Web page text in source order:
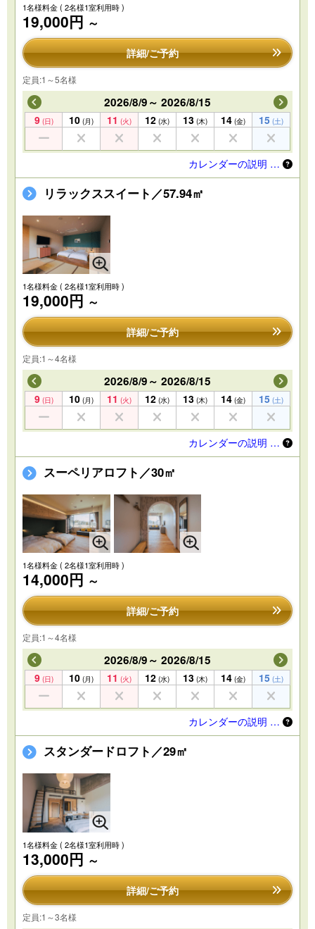
1名様料金( 2名様1室利用時 )
19,000円 ～
詳細/ご予約
定員:1～5名様
2026/8/9～ 2026/8/15
9 (日) 10 (月) 11 (火) 12 (水) 13 (木) 14 (金) 15 (土)
カレンダーの説明 …
リラックススイート／57.94㎡
1名様料金( 2名様1室利用時 )
19,000円 ～
詳細/ご予約
定員:1～4名様
2026/8/9～ 2026/8/15
9 (日) 10 (月) 11 (火) 12 (水) 13 (木) 14 (金) 15 (土)
カレンダーの説明 …
スーペリアロフト／30㎡
1名様料金( 2名様1室利用時 )
14,000円 ～
詳細/ご予約
定員:1～4名様
2026/8/9～ 2026/8/15
9 (日) 10 (月) 11 (火) 12 (水) 13 (木) 14 (金) 15 (土)
カレンダーの説明 …
スタンダードロフト／29㎡
1名様料金( 2名様1室利用時 )
13,000円 ～
詳細/ご予約
定員:1～3名様